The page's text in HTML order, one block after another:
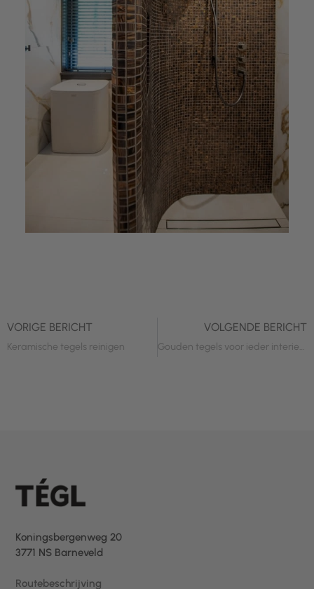
VORIGE BERICHT
Keramische tegels reinigen
VOLGENDE BERICHT
Gouden tegels voor ieder interieur
Koningsbergenweg 20
3771 NS Barneveld
Routebeschrijving